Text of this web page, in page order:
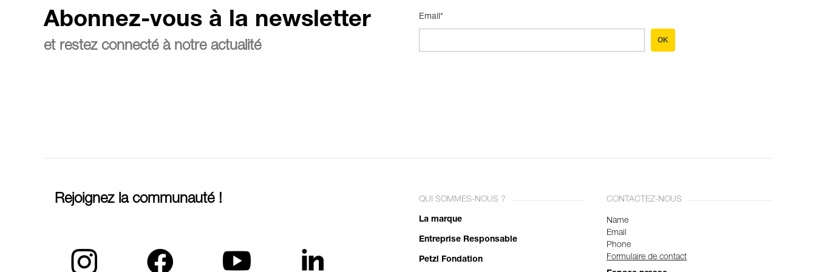
Abonnez-vous à la newsletter
et restez connecté à notre actualité
Email*
OK
Rejoignez la communauté ! QUI SOMMES-NOUS ?
La marque
Entreprise Responsable
Petzl Fondation
CONTACTEZ-NOUS
Name
Email
Phone
Formulaire de contact